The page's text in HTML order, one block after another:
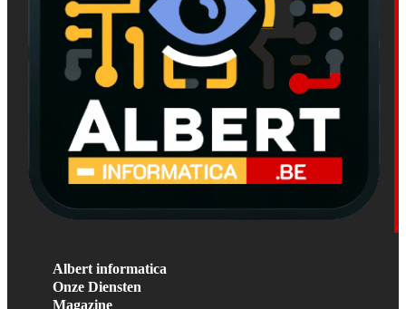
Albert informatica
Onze Diensten
Magazine